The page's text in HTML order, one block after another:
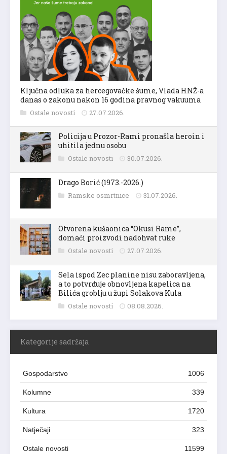
Ključna odluka za hercegovačke šume, Vlada HNŽ-a
danas o zakonu nakon 16 godina pravnog vakuuma
Ostale novosti 27.07.2026.
Policija u Prozor-Rami pronašla heroin i
uhitila jednu osobu
Ostale novosti 30.07.2026.
Drago Borić (1973.-2026.)
Ramske osmrtnice 31.07.2026.
Otvorena kušaonica “Okusi Rame”,
domaći proizvodi nadohvat ruke
Ostale novosti 27.07.2026.
Sela ispod Zec planine nisu zaboravljena,
a to potvrđuje obnovljena kapelica na
Bilića groblju u župi Solakova Kula
Ostale novosti 08.08.2026.
Kategorije sadržaja
Gospodarstvo 1006
Kolumne 339
Kultura 1720
Natječaji 323
Ostale novosti 11599